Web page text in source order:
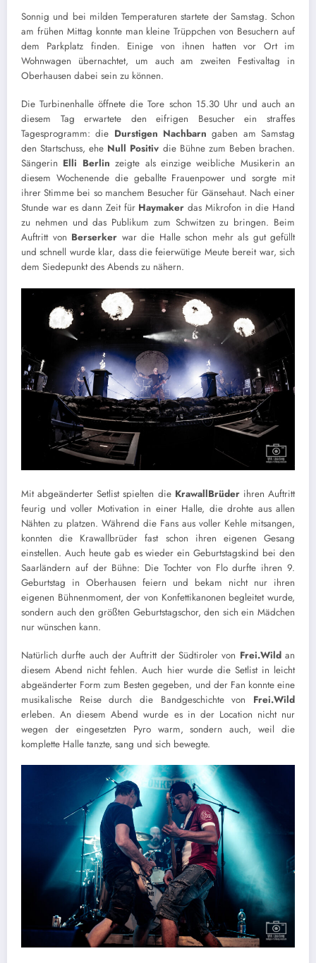
Sonnig und bei milden Temperaturen startete der Samstag. Schon
am frühen Mittag konnte man kleine Trüppchen von Besuchern auf
dem Parkplatz finden. Einige von ihnen hatten vor Ort im
Wohnwagen übernachtet, um auch am zweiten Festivaltag in
Oberhausen dabei sein zu können.
Die Turbinenhalle öffnete die Tore schon 15.30 Uhr und auch an
diesem Tag erwartete den eifrigen Besucher ein straffes
Tagesprogramm: die Durstigen Nachbarn gaben am Samstag
den Startschuss, ehe Null Positiv die Bühne zum Beben brachen.
Sängerin Elli Berlin zeigte als einzige weibliche Musikerin an
diesem Wochenende die geballte Frauenpower und sorgte mit
ihrer Stimme bei so manchem Besucher für Gänsehaut. Nach einer
Stunde war es dann Zeit für Haymaker das Mikrofon in die Hand
zu nehmen und das Publikum zum Schwitzen zu bringen. Beim
Auftritt von Berserker war die Halle schon mehr als gut gefüllt
und schnell wurde klar, dass die feierwütige Meute bereit war, sich
dem Siedepunkt des Abends zu nähern.
Mit abgeänderter Setlist spielten die KrawallBrüderihren Auftritt
feurig und voller Motivation in einer Halle, die drohte aus allen
Nähten zu platzen. Während die Fans aus voller Kehle mitsangen,
konnten die Krawallbrüder fast schon ihren eigenen Gesang
einstellen. Auch heute gab es wieder ein Geburtstagskind bei den
Saarländern auf der Bühne: Die Tochter von Flo durfte ihren 9.
Geburtstag in Oberhausen feiern und bekam nicht nur ihren
eigenen Bühnenmoment, der von Konfettikanonen begleitet wurde,
sondern auch den größten Geburtstagschor, den sich ein Mädchen
nur wünschen kann.
Natürlich durfte auch der Auftritt der Südtiroler von Frei.Wildan
diesem Abend nicht fehlen. Auch hier wurde die Setlist in leicht
abgeänderter Form zum Besten gegeben, und der Fan konnte eine
musikalische Reise durch die Bandgeschichte von Frei.Wild
erleben. An diesem Abend wurde es in der Location nicht nur
wegen der eingesetzten Pyro warm, sondern auch, weil die
komplette Halle tanzte, sang und sich bewegte.